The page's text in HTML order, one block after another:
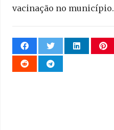
vacinação no município.